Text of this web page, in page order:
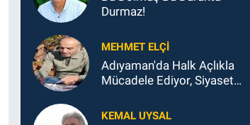
Durmaz!
MEHMET ELÇI
Adıyaman'da Halk Açlıkla
Mücadele Ediyor, Siyaset
KEMAL UYSAL